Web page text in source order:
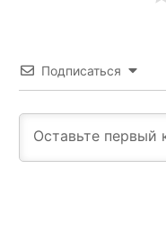
Подписаться